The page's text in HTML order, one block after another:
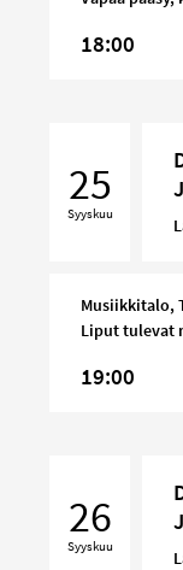
18:00
Music
25
Syyskuu
Musiikkitalo,
Liput tulevat
19:00
Music
26
Syyskuu